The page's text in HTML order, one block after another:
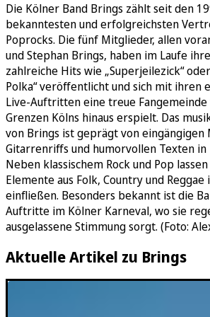
Die Kölner Band Brings zählt seit den
bekanntesten und erfolgreichsten
Poprocks. Die fünf Mitglieder, allen
und Stephan Brings, haben im Laufe
zahlreiche Hits wie „Superjeilezick“
Polka“ veröffentlicht und sich mit ihren
Live-Auftritten eine treue
Grenzen Kölns hinaus erspielt. Das
von Brings ist geprägt von eingängigen
Gitarrenriffs und humorvollen Texten in
Neben klassischem Rock und Pop
Elemente aus Folk, Country und Reggae
einfließen. Besonders bekannt ist die
Auftritte im Kölner Karneval, wo sie
ausgelassene Stimmung sorgt. (Foto:
Aktuelle Artikel zu Brings